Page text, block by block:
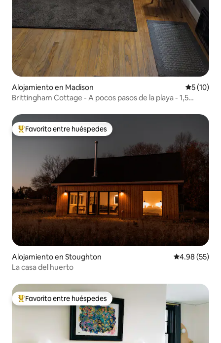
Alojamiento en Madison
5 (10)
Brittingham Cottage - A pocos pasos de la playa - 1,5
Favorito entre huéspedes preferido
Favorito entre huéspedes
Alojamiento en Stoughton Calificación
4.98 (55)
La casa del huerto
Favorito entre huéspedes preferido
Favorito entre huéspedes